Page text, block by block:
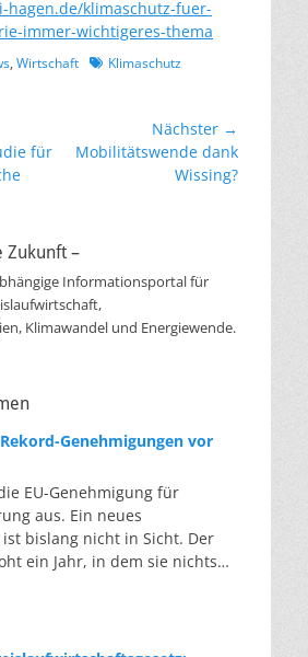
hagen.de/klimaschutz-fuer-
immer-wichtigeres-thema
, Wirtschaft Schlagworte
Klimaschutz
für
Nächster →
Nächster
Mobilitätswende dank
Wissing?
Zukunft –
Informationsportal für
Klimawandel und Energiewende.
Genehmigungen vor
EU-Genehmigung für
aus. Ein neues
ist bislang nicht in Sicht. Der
ein Jahr, in dem sie nichts